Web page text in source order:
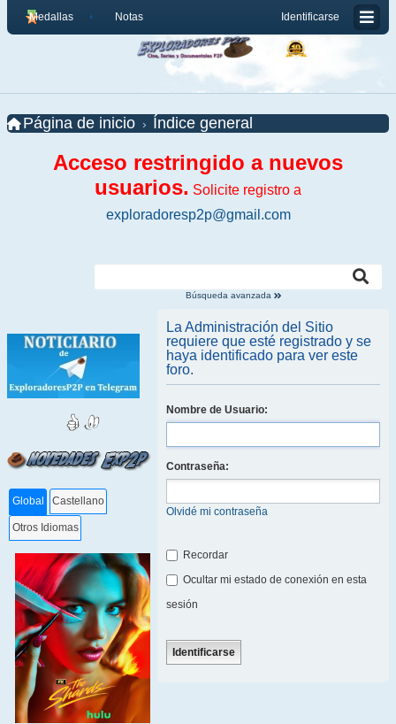
Identificarse
Medallas Notas
Página de inicio Índice general
Acceso restringido a nuevos
usuarios. Solicite registro a
exploradoresp2p@gmail.com
Búsqueda avanzada
Global Castellano
Otros Idiomas
La Administración del Sitio
requiere que esté registrado y se
haya identificado para ver este
foro.
Nombre de Usuario:
Contraseña:
Olvidé mi contraseña
Recordar
Ocultar mi estado de conexión en esta
sesión